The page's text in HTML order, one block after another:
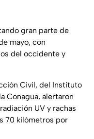
gran parte de
mayo, con
del occidente y
Civil, del Instituto
Conagua, alertaron
UV y rachas
70 kilómetros por